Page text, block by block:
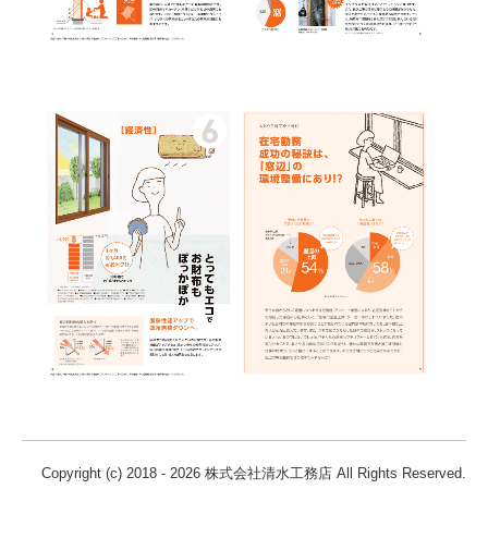
Copyright (c) 2018 - 2026 株式会社清水工務店 All Rights Reserved.